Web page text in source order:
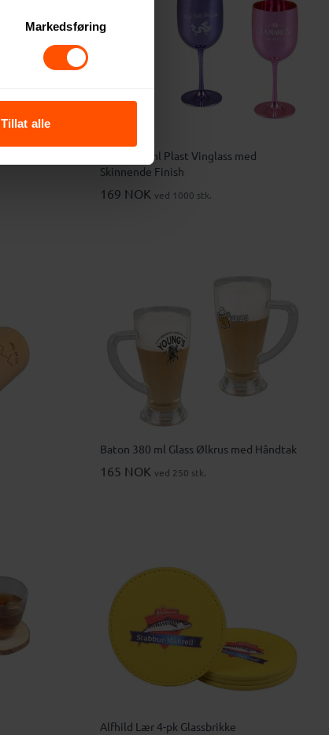
Markedsføring
Tillat alle
Haag 480 ml Plast Vinglass med
Skinnende Finish
169 NOK ved 1000 stk.
Baton 380 ml Glass Ølkrus med Håndtak
165 NOK ved 250 stk.
Alfhild Lær 4-pk Glassbrikke